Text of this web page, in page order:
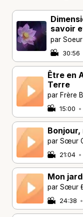
savoir
par
30:56
Être en
Terre
par Frère
15:00 •
par Sœur
21:04 •
Mon
par Sœur
24:38 •